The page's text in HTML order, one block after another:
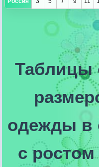
Таблицы
одежды в
с